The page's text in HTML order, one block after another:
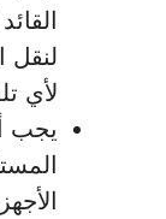
لنقل
لأي
يجب